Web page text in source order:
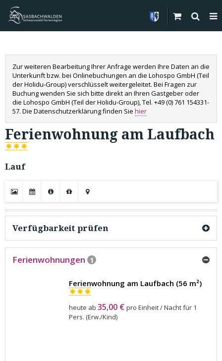
Zur weiteren Bearbeitung Ihrer Anfrage werden Ihre Daten an die
Unterkunft bzw. bei Onlinebuchungen an die Lohospo GmbH (Teil
der Holidu-Group) verschlüsselt weitergeleitet. Bei Fragen zur
Buchung wenden Sie sich bitte direkt an Ihren Gastgeber oder
die Lohospo GmbH (Teil der Holidu-Group), Tel. +49 (0) 761 154331-
57. Die Datenschutzerklärung finden Sie hier
Ferienwohnung am Laufbach
Lauf
Verfügbarkeit prüfen
Ferienwohnungen 1
Ferienwohnung am Laufbach (56 m²)
heute ab 35,00 € pro Einheit / Nacht für 1
Pers. (Erw./Kind)